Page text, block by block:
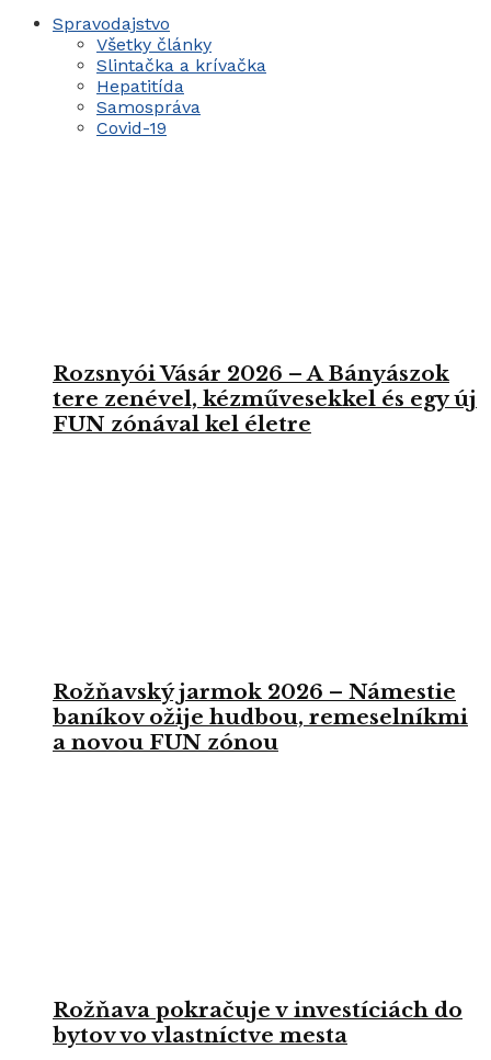
Spravodajstvo
Všetky články
Slintačka a krívačka
Hepatitída
Samospráva
Covid-19
Rozsnyói Vásár 2026 – A Bányászok
tere zenével, kézművesekkel és egy új
FUN zónával kel életre
Rožňavský jarmok 2026 – Námestie
baníkov ožije hudbou, remeselníkmi
a novou FUN zónou
Rožňava pokračuje v investíciách do
bytov vo vlastníctve mesta